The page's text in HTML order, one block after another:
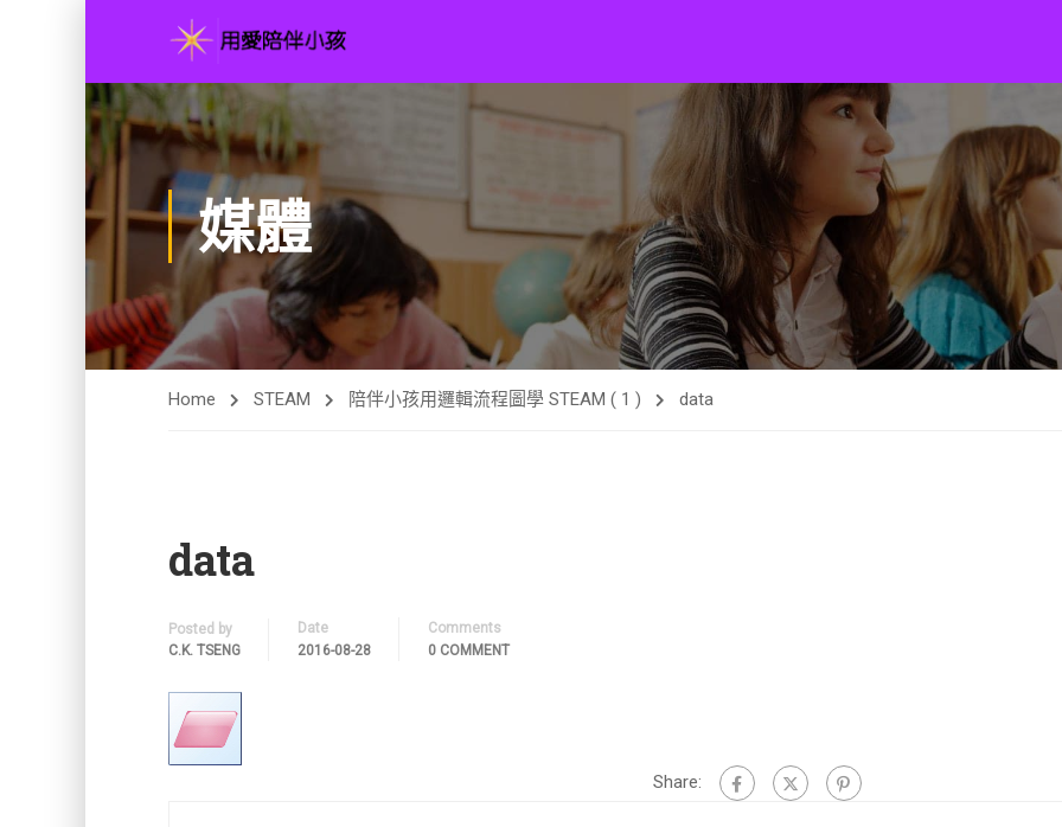
媒體
Home STEAM 陪伴小孩用邏輯流程圖學 STEAM ( 1 ) data
data
Posted by
C.K. TSENG
Date
2016-08-28
Comments
0 COMMENT
Share: